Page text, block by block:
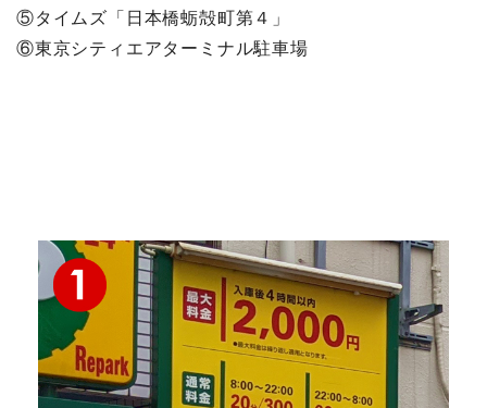
⑤タイムズ「日本橋蛎殻町第４」
⑥東京シティエアターミナル駐車場